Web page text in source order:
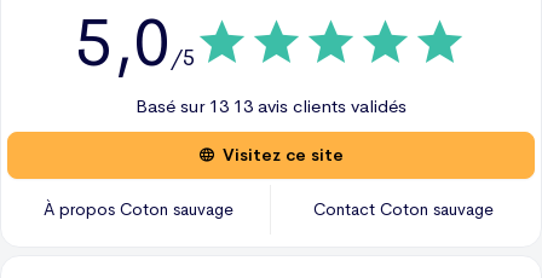
5,0 /5
Basé sur 13 13 avis clients validés
Visitez ce site
À propos Coton sauvage Contact Coton sauvage